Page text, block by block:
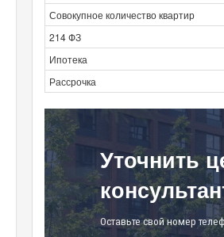
Совокупное количество квартир
214 ФЗ
Ипотека
Рассрочка
Уточнить
Оставьте свой номер